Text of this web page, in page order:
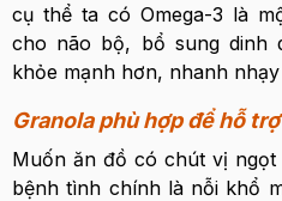
cụ thể ta có Omega-3 là
cho não bộ, bổ sung dinh
khỏe mạnh hơn, nhanh
Granola phù hợp để hỗ
Muốn ăn đồ có chút vị
bệnh tình chính là nỗi khổ